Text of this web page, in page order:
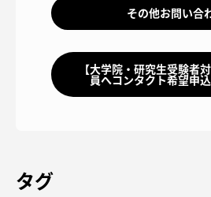
その他お問い合
【大学院・研究生受験者
員へコンタクト希望申
タグ